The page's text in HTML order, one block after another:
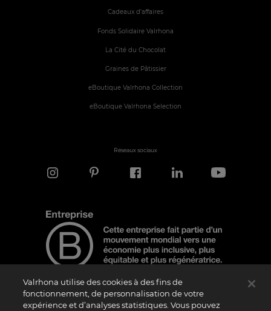
Cadeaux d'affaires
Fonds Solidaire Valrhona
La Cité du Chocolat
Graines de Pâtissier
eBoutique Valrhona Collection
eBoutique Valrhona Selection
Réseaux sociaux
Valrhona utilise des cookies à des fins de
fonctionnement, de personnalisation de votre
expérience et d’analyses statistiques. Vous pouvez